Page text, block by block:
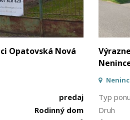
Opatovská Nová
predaj
Rodinný dom
Typ
Druh